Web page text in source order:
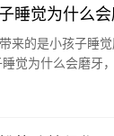
睡觉为什么
来的是小孩子睡觉
觉为什么会磨牙